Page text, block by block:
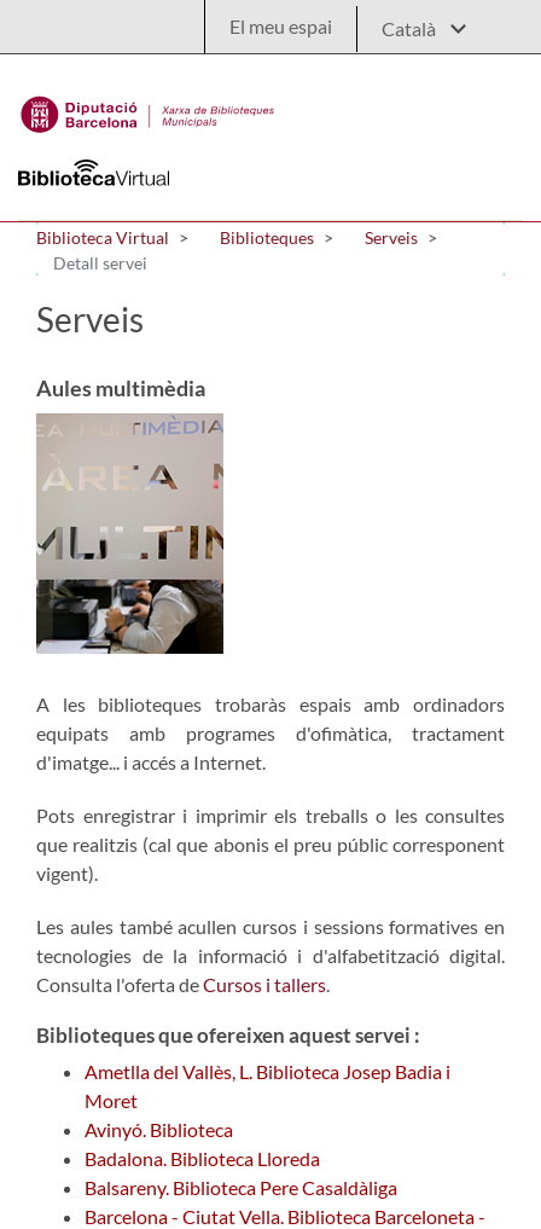
El meu espai
Biblioteca Virtual Biblioteques
Serveis
Detall servei
Serveis
Aules multimèdia
A les biblioteques trobaràs espais amb ordinadors
equipats amb programes d'ofimàtica, tractament
d'imatge... i accés a Internet.
Pots enregistrar i imprimir els treballs o les consultes
que realitzis (cal que abonis el preu públic corresponent
vigent).
Les aules també acullen cursos i sessions formatives en
tecnologies de la informació i d'alfabetització digital.
Consulta l'oferta deCursos i tallers.
Biblioteques que ofereixen aquest servei :
Ametlla del Vallès, L. Biblioteca Josep Badia i
Moret
Avinyó. Biblioteca
Badalona. Biblioteca Lloreda
Balsareny. Biblioteca Pere Casaldàliga
Barcelona - Ciutat Vella. Biblioteca Barceloneta -